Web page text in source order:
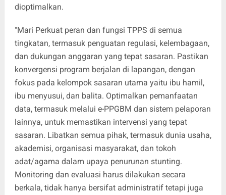
dioptimalkan.
"Mari Perkuat peran dan fungsi TPPS di semua
tingkatan, termasuk penguatan regulasi, kelembagaan,
dan dukungan anggaran yang tepat sasaran. Pastikan
konvergensi program berjalan di lapangan, dengan
fokus pada kelompok sasaran utama yaitu ibu hamil,
ibu menyusui, dan balita. Optimalkan pemanfaatan
data, termasuk melalui e-PPGBM dan sistem pelaporan
lainnya, untuk memastikan intervensi yang tepat
sasaran. Libatkan semua pihak, termasuk dunia usaha,
akademisi, organisasi masyarakat, dan tokoh
adat/agama dalam upaya penurunan stunting.
Monitoring dan evaluasi harus dilakukan secara
berkala, tidak hanya bersifat administratif tetapi juga